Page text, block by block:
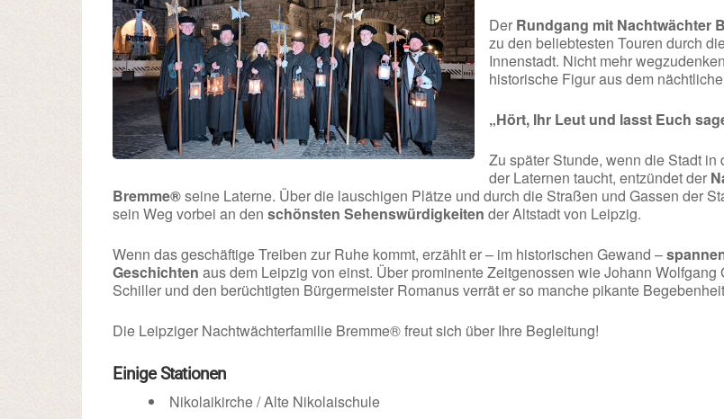
Der Rundgang mit Nachtwächter
zu den beliebtesten Touren durch
Innenstadt. Nicht mehr
historische Figur aus dem
„Hört, Ihr Leut und lasst Euch
Zu später Stunde, wenn die Stadt in
der Laternen taucht, entzündet der
Bremme®seine Laterne. Über die lauschigen Plätze und durch die Straßen und Gassen der
sein Weg vorbei an denschönsten Sehenswürdigkeiten der Altstadt von Leipzig.
Wenn das geschäftige Treiben zur Ruhe kommt, erzählt er – im historischen Gewand –
Geschichten aus dem Leipzig von einst. Über prominente Zeitgenossen wie Johann Wolfgang
Schiller und den berüchtigten Bürgermeister Romanus verrät er so manche pikante
Die Leipziger Nachtwächterfamilie Bremme® freut sich über Ihre Begleitung!
Einige Stationen
Nikolaikirche / Alte Nikolaischule